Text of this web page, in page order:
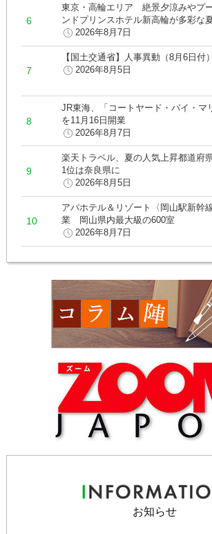
東京・高輪エリア 絶景夕涼みやプ
ンドプリンスホテル新高輪が多彩な
2026年8月7日
【国土交通省】人事異動（8月6日付）
2026年8月5日
JR東海、「コートヤード・バイ・マ
を11月16日開業
2026年8月7日
楽天トラベル、夏の人気上昇都道府
1位は奈良県に
2026年8月5日
アパホテル＆リゾート〈岡山駅新幹
業 岡山県内最大級の600室
2026年8月7日
お知らせ